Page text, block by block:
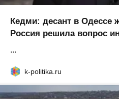
Кедми: десант в Одессе
Россия решила вопрос
...
k-politika.ru